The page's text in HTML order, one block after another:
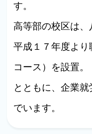
す。
高等部の校区は、
平成１７年度よ
コース）を設置
とともに、企業
でいます。